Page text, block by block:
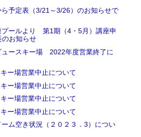
予定表（3/21～3/26）のお知らせで
プールより 第1期（4・5月）講座申
のお知らせ
ュースキー場 2022年度営業終了に
ー場営業中止について
ー場営業中止について
ー場営業中止について
ー場営業中止について
ム空き状況（２０２３．3）につい